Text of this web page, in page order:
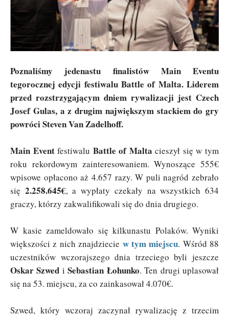
Poznaliśmy jedenastu finalistów Main Eventu
tegorocznej edycji festiwalu Battle of Malta. Liderem
przed rozstrzygającym dniem rywalizacji jest Czech
Josef Gulas, a z drugim największym stackiem do gry
powróci Steven Van Zadelhoff.
Main Eventfestiwalu Battle of Malta cieszył się w tym
roku rekordowym zainteresowaniem. Wynoszące 555€
wpisowe opłacono aż 4.657 razy. W puli nagród zebrało
się 2.258.645€, a wypłaty czekały na wszystkich 634
graczy, którzy zakwalifikowali się do dnia drugiego.
W kasie zameldowało się kilkunastu Polaków. Wyniki
większości z nich znajdziecie w tym miejscu. Wśród 88
uczestników wczorajszego dnia trzeciego byli jeszcze
Oskar Szwed iSebastian Łohunko. Ten drugi uplasował
się na 53. miejscu, za co zainkasował 4.070€.
Szwed, który wczoraj zaczynał rywalizację z trzecim